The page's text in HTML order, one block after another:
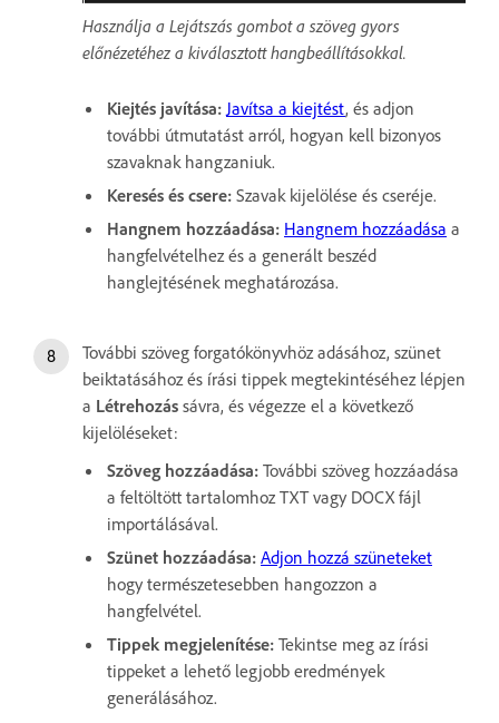
Használja a Lejátszás gombot a szöveg gyors
előnézetéhez a kiválasztott hangbeállításokkal.
Kiejtés javítása: Javítsa a kiejtést, és adjon
további útmutatást arról, hogyan kell bizonyos
szavaknak hangzaniuk.
Keresés és csere: Szavak kijelölése és cseréje.
Hangnem hozzáadása: Hangnem hozzáadása a
hangfelvételhez és a generált beszéd
hanglejtésének meghatározása.
További szöveg forgatókönyvhöz adásához, szünet
beiktatásához és írási tippek megtekintéséhez lépjen
a Létrehozás sávra, és végezze el a következő
kijelöléseket:
Szöveg hozzáadása: További szöveg hozzáadása
a feltöltött tartalomhoz TXT vagy DOCX fájl
importálásával.
Szünet hozzáadása: Adjon hozzá szüneteket
hogy természetesebben hangozzon a
hangfelvétel.
Tippek megjelenítése: Tekintse meg az írási
tippeket a lehető legjobb eredmények
generálásához.